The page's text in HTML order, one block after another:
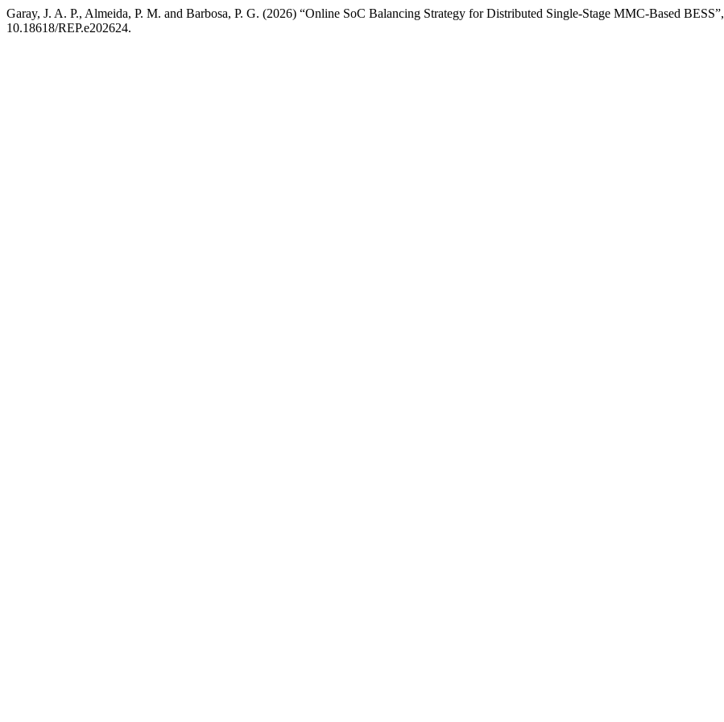
Garay, J. A. P., Almeida, P. M. and Barbosa, P. G. (2026) “Online SoC Balancing Strategy for Distributed Single-Stage MMC-Based BESS”,
10.18618/REP.e202624.